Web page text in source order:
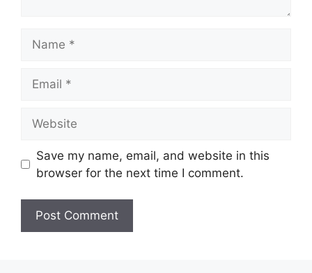
Save my name, email, and website in this
browser for the next time I comment.